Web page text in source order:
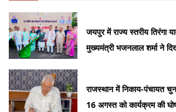
जयपुर में राज्य स्तरीय तिरंगा
मुख्यमंत्री भजनलाल शर्मा ने
राजस्थान में निकाय-पंचायत
16 अगस्त को कार्यक्रम की